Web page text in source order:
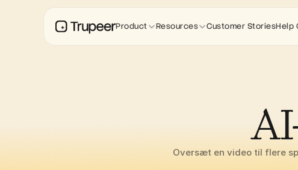
Oversæt en video til flere
Product Resources Customer StoriesHelp